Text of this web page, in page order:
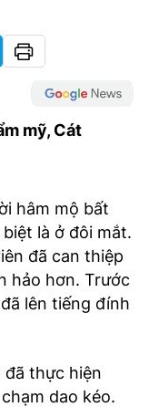
mỹ, Cát
hâm mộ bất
là ở đôi mắt.
đã can thiệp
hảo hơn. Trước
lên tiếng đính
đã thực hiện
dao kéo.